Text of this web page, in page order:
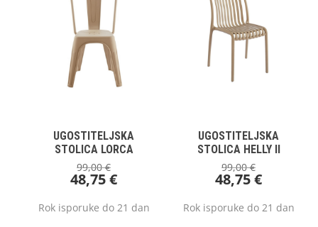
UGOSTITELJSKA
STOLICA LORCA
99,00€
48,75€
Rok isporuke do 21 dan
UGOSTITELJSKA
STOLICA HELLY II
99,00€
48,75€
Rok isporuke do 21 dan